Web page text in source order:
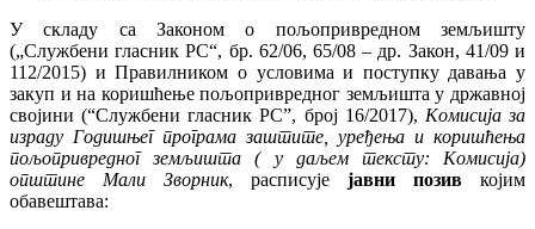
У складу са Законом о пољопривредном земљишту
(„Службени гласник РС“, бр. 62/06, 65/08 – др. Закон, 41/09 и
112/2015) и Правилником о условима и поступку давања у
закуп и на коришћење пољопривредног земљишта у државној
својини (“Службени гласник РС”, број 16/2017), Комисија за
израду Годишњег програма заштите, уређења и коришћења
пољопривредног земљишта ( у даљем тексту: Комисија)
општине Мали Зворник, расписује јавни позив
којим
обавештава: